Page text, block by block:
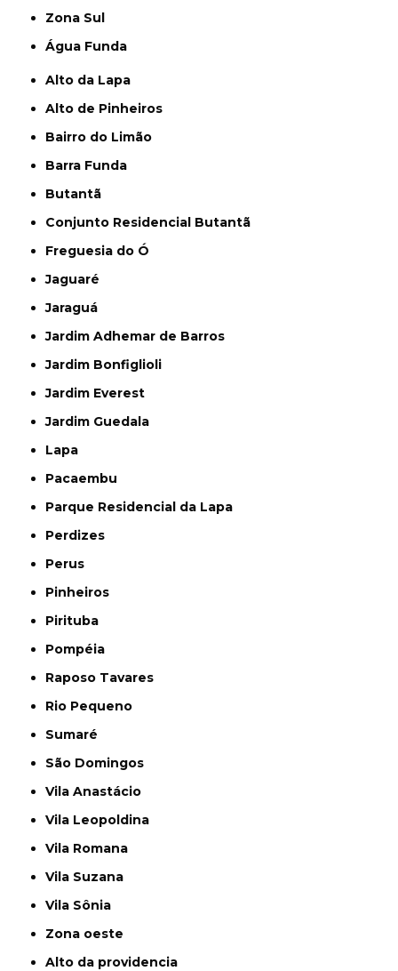
Zona Sul
Água Funda
Alto da Lapa
Alto de Pinheiros
Bairro do Limão
Barra Funda
Butantã
Conjunto Residencial Butantã
Freguesia do Ó
Jaguaré
Jaraguá
Jardim Adhemar de Barros
Jardim Bonfiglioli
Jardim Everest
Jardim Guedala
Lapa
Pacaembu
Parque Residencial da Lapa
Perdizes
Perus
Pinheiros
Pirituba
Pompéia
Raposo Tavares
Rio Pequeno
Sumaré
São Domingos
Vila Anastácio
Vila Leopoldina
Vila Romana
Vila Suzana
Vila Sônia
Zona oeste
alto da providencia